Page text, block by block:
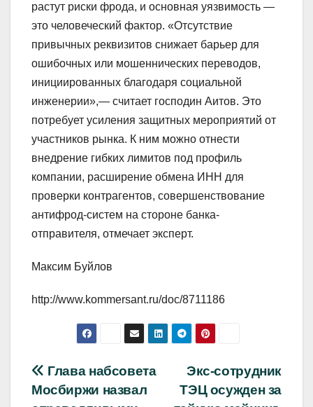
растут риски фрода, и основная уязвимость —
это человеческий фактор. «Отсутствие
привычных реквизитов снижает барьер для
ошибочных или мошеннических переводов,
инициированных благодаря социальной
инженерии»,— считает господин Аитов. Это
потребует усиления защитных мероприятий от
участников рынка. К ним можно отнести
внедрение гибких лимитов под профиль
компании, расширение обмена ИНН для
проверки контрагентов, совершенствование
антифрод-систем на стороне банка-
отправителя, отмечает эксперт.
Максим Буйлов
http://www.kommersant.ru/doc/8711186
Навигация
Экс-сотрудник
ТЭЦ осужден за
Глава набсовета
Мосбиржи назвал